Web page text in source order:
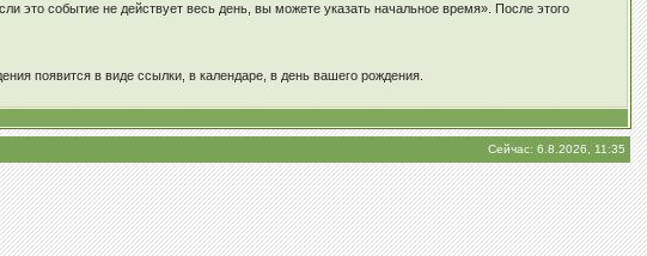
это событие не действует весь день, вы можете указать начальное время». После этого
появится в виде ссылки, в календаре, в день вашего рождения.
Сейчас: 6.8.2026, 11:35